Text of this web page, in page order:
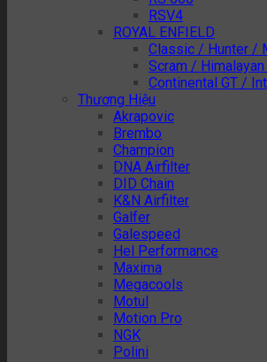
RSV4
ROYAL ENFIELD
Classic / Hunter /
Scram / Himalayan
Continental GT /
Thương Hiệu
Akrapovic
Brembo
Champion
DNA Airfilter
DID Chain
K&N Airfilter
Galfer
Galespeed
Hel Performance
Maxima
Megacools
Motul
Motion Pro
NGK
Polini